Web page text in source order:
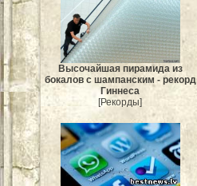
Высочайшая пирамида из
бокалов с шампанским - рекорд
Гиннеса
[Рекорды]